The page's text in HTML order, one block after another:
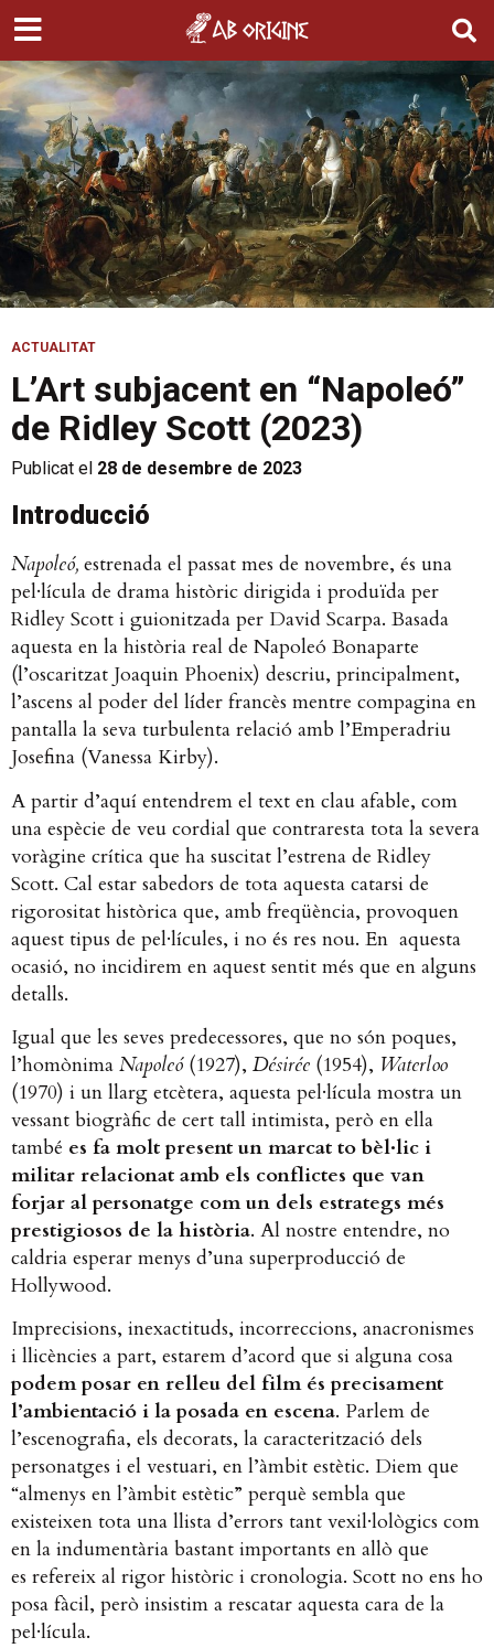
ACTUALITAT
L’Art subjacent en “Napoleó”
de Ridley Scott (2023)
Publicat el 28 de desembre de 2023
Introducció
Napoleó, estrenada el passat mes de novembre, és una
pel·lícula de drama històric dirigida i produïda per
Ridley Scott i guionitzada per David Scarpa. Basada
aquesta en la història real de Napoleó Bonaparte
(l’oscaritzat Joaquin Phoenix) descriu, principalment,
l’ascens al poder del líder francès mentre compagina en
pantalla la seva turbulenta relació amb l’Emperadriu
Josefina (Vanessa Kirby).
A partir d’aquí entendrem el text en clau afable, com
una espècie de veu cordial que contraresta tota la severa
voràgine crítica que ha suscitat l’estrena de Ridley
Scott. Cal estar sabedors de tota aquesta catarsi de
rigorositat històrica que, amb freqüència, provoquen
aquest tipus de pel·lícules, i no és res nou. En aquesta
ocasió, no incidirem en aquest sentit més que en alguns
detalls.
Igual que les seves predecessores, que no són poques,
l’homònima Napoleó (1927), Désirée (1954), Waterloo
(1970) i un llarg etcètera, aquesta pel·lícula mostra un
vessant biogràfic de cert tall intimista, però en ella
també es fa molt present un marcat to bèl·lic i
militar relacionat amb els conflictes que van
forjar al personatge com un dels estrategs més
prestigiosos de la història. Al nostre entendre, no
caldria esperar menys d’una superproducció de
Hollywood.
Imprecisions, inexactituds, incorreccions, anacronismes
i llicències a part, estarem d’acord que si alguna cosa
podem posar en relleu del film és precisament
l’ambientació i la posada en escena. Parlem de
l’escenografia, els decorats, la caracterització dels
personatges i el vestuari, en l’àmbit estètic. Diem que
“almenys en l’àmbit estètic” perquè sembla que
existeixen tota una llista d’errors tant vexil·lològics com
en la indumentària bastant importants en allò que
es refereix al rigor històric i cronologia. Scott no ens ho
posa fàcil, però insistim a rescatar aquesta cara de la
pel·lícula.